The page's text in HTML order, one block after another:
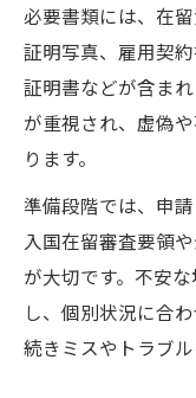
必要書類には、在
証明写真、雇用契
証明書などが含ま
が重視され、虚偽
ります。
準備段階では、申
入国在留審査要領
が大切です。不安
し、個別状況に合
続きミスやトラブル